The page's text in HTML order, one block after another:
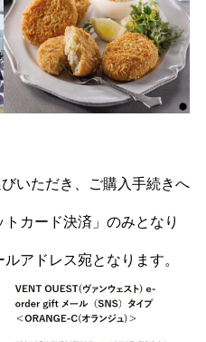
いただき、ご購入手続きへ
カード決済」のみとなり
アドレス宛となります。